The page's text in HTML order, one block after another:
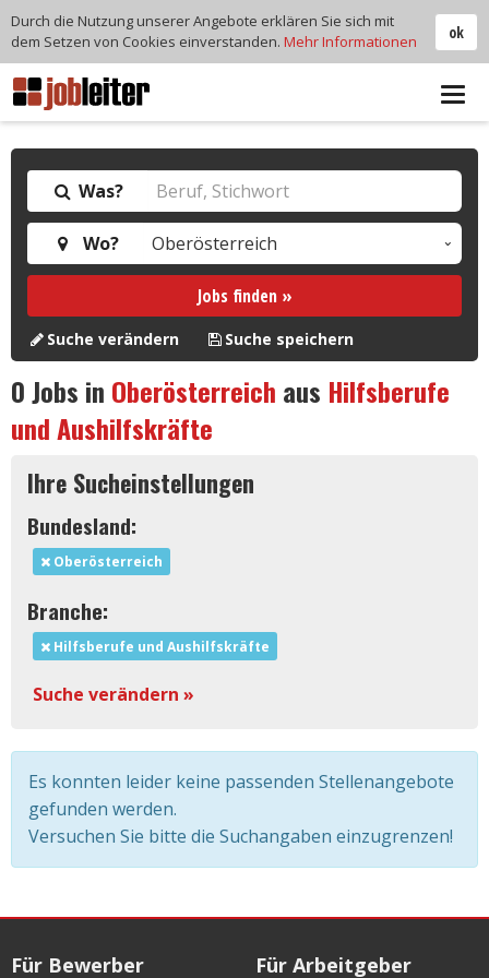
Was?
Wo?
Jobs finden »
Suche verändern Suche speichern
0Jobs in Oberösterreich aus Hilfsberufe
und Aushilfskräfte
Ihre Sucheinstellungen
Bundesland:
Oberösterreich
Branche:
Hilfsberufe und Aushilfskräfte
Suche verändern »
Es konnten leider keine passenden Stellenangebote
gefunden werden.
Versuchen Sie bitte die Suchangaben einzugrenzen!
Für Bewerber Für Arbeitgeber
ok
Durch die Nutzung unserer Angebote erklären Sie sich mit
dem Setzen von Cookies einverstanden. Mehr Informationen